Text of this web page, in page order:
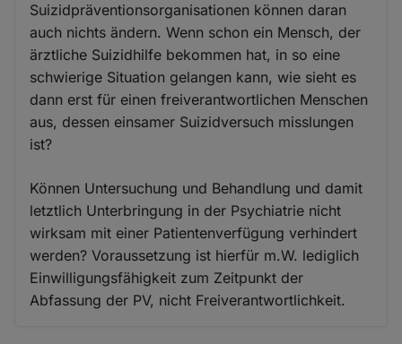
Suizidpräventionsorganisationen können daran
auch nichts ändern. Wenn schon ein Mensch, der
ärztliche Suizidhilfe bekommen hat, in so eine
schwierige Situation gelangen kann, wie sieht es
dann erst für einen freiverantwortlichen Menschen
aus, dessen einsamer Suizidversuch misslungen
ist?
Können Untersuchung und Behandlung und damit
letztlich Unterbringung in der Psychiatrie nicht
wirksam mit einer Patientenverfügung verhindert
werden? Voraussetzung ist hierfür m.W. lediglich
Einwilligungsfähigkeit zum Zeitpunkt der
Abfassung der PV, nicht Freiverantwortlichkeit.